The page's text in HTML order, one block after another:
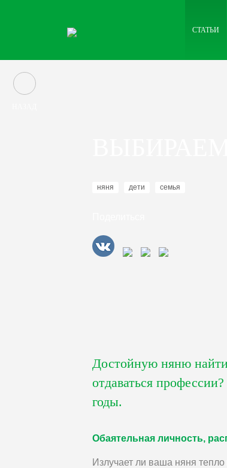
СТАТЬИ
няня дети семья
Достойную няню найти
отдаваться
годы.
Обаятельная личность,
Излучает ли ваша няня